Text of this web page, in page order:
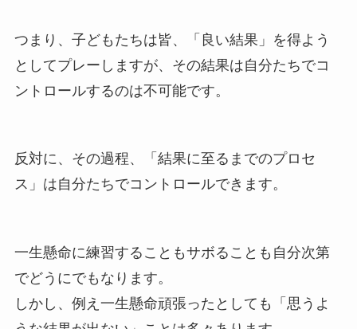
つまり、子どもたちは皆、「良い結果」を得よう
としてプレーしますが、その結果は自分たちでコ
ントロールするのは不可能です。
反対に、その過程、「結果に至るまでのプロセ
ス」は自分たちでコントロールできます。
一生懸命に練習することもサボることも自分次第
でどうにでもなります。
しかし、例え一生懸命頑張ったとしても「思うよ